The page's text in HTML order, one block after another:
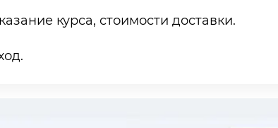
курса, стоимости доставки.